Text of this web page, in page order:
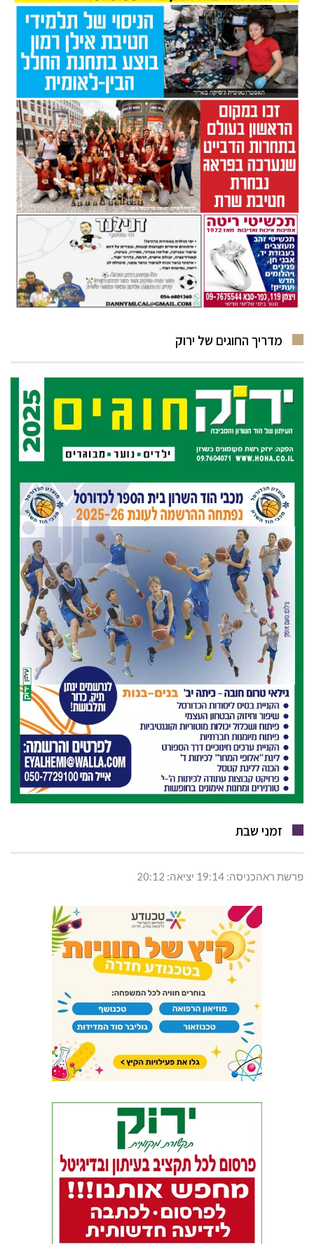
מדריך החוגים של ירוק
זמני שבת
פרשת ראהכניסה: 19:14 יציאה: 20:12